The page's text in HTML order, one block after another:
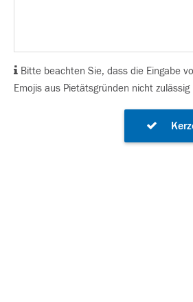
Bitte beachten Sie, dass die Eingabe
Emojis aus Pietätsgründen nicht zulässig